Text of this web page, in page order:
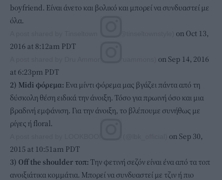
boyfriend. Είναι άνετο και βολικό και μπορεί να συνδυαστεί με
όλα.
on Oct 13,
2016 at 8:12am PDT
on Sep 14, 2016
at 6:23pm PDT
2) Midi φόρεμα: Ενα μίντι φόρεμα μας βγάζει πάντα από τη
δύσκολη θέση ειδικά την άνοιξη. Τόσο για πρωινή όσο και μια
βραδινή εμφάνιση. Για την άνοιξη, το βλέπουμε συνήθως με
ρίγες ή floral.
on Sep 30,
2015 at 10:51am PDT
3) Οff the shoulder τοπ: Tην φετινή σεζόν είναι ένα από τα τοπ
ανοιξιάτικα κομμάτια. Μπορεί να συνδυαστεί με τζιν ή πιο